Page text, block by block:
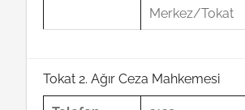
Merkez/Tokat
Tokat 2. Ağır Ceza Mahkemesi